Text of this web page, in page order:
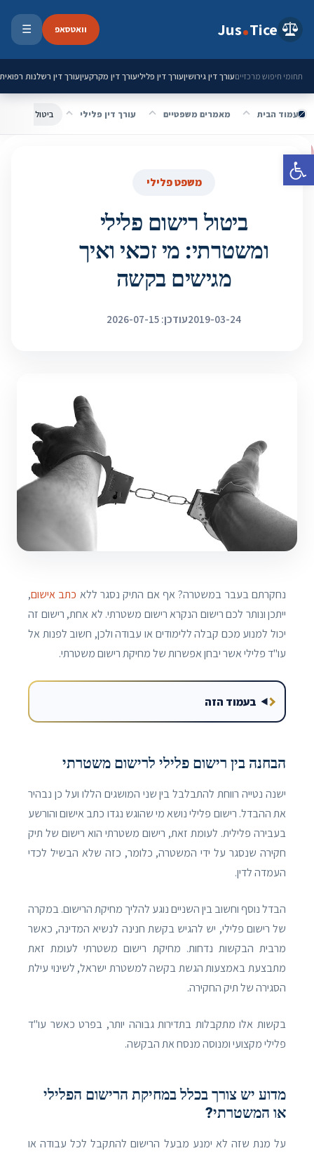
פתח סרגל נגישות
Jus Tice וואטסאפ ☰
תחומי חיפוש מרכזייםעורך דין גירושיןעורך דין פליליעורך דין מקרקעיןעורך דין רשלנות רפואית
עמוד הבית מאמרים משפטיים עורך דין פלילי ביטול רישום
משפט פלילי
ביטול רישום פלילי
ומשטרתי: מי זכאי ואיך
מגישים בקשה
2019-03-24עודכן: 2026-07-15
נחקרתם בעבר במשטרה? אף אם התיק נסגר ללא כתב אישום,
ייתכן ונותר לכם רישום הנקרא רישום משטרתי. לא אחת, רישום זה
יכול למנוע מכם קבלה ללימודים או עבודה ולכן, חשוב לפנות אל
עו"ד פלילי אשר יבחן אפשרות של מחיקת רישום משטרתי.
בעמוד הזה
הבחנה בין רישום פלילי לרישום משטרתי
ישנה נטייה רווחת להתבלבל בין שני המושגים הללו ועל כן נבהיר
את ההבדל. רישום פלילי נושא מי שהוגש נגדו כתב אישום והורשע
בעבירה פלילית. לעומת זאת, רישום משטרתי הוא רישום של תיק
חקירה שנסגר על ידי המשטרה, כלומר, כזה שלא הבשיל לכדי
העמדה לדין.
הבדל נוסף וחשוב בין השניים נוגע להליך מחיקת הרישום. במקרה
של רישום פלילי, יש להגיש בקשת חנינה לנשיא המדינה, כאשר
מרבית הבקשות נדחות. מחיקת רישום משטרתי לעומת זאת
מתבצעת באמצעות הגשת בקשה למשטרת ישראל, לשינוי עילת
הסגירה של תיק החקירה.
בקשות אלו מתקבלות בתדירות גבוהה יותר, בפרט כאשר עו"ד
פלילי מקצועי ומנוסה מנסח את הבקשה.
מדוע יש צורך בכלל במחיקת הרישום הפלילי
או המשטרתי?
על מנת שזה לא ימנע מבעל הרישום להתקבל לכל עבודה או